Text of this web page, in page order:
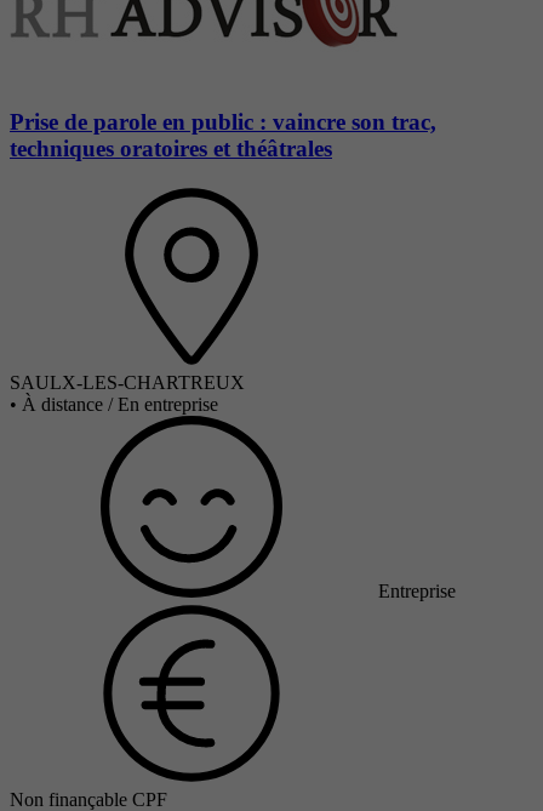
Prise de parole en public : vaincre son trac,
techniques oratoires et théâtrales
SAULX-LES-CHARTREUX
• À distance / En entreprise
Entreprise
Non finançable CPF